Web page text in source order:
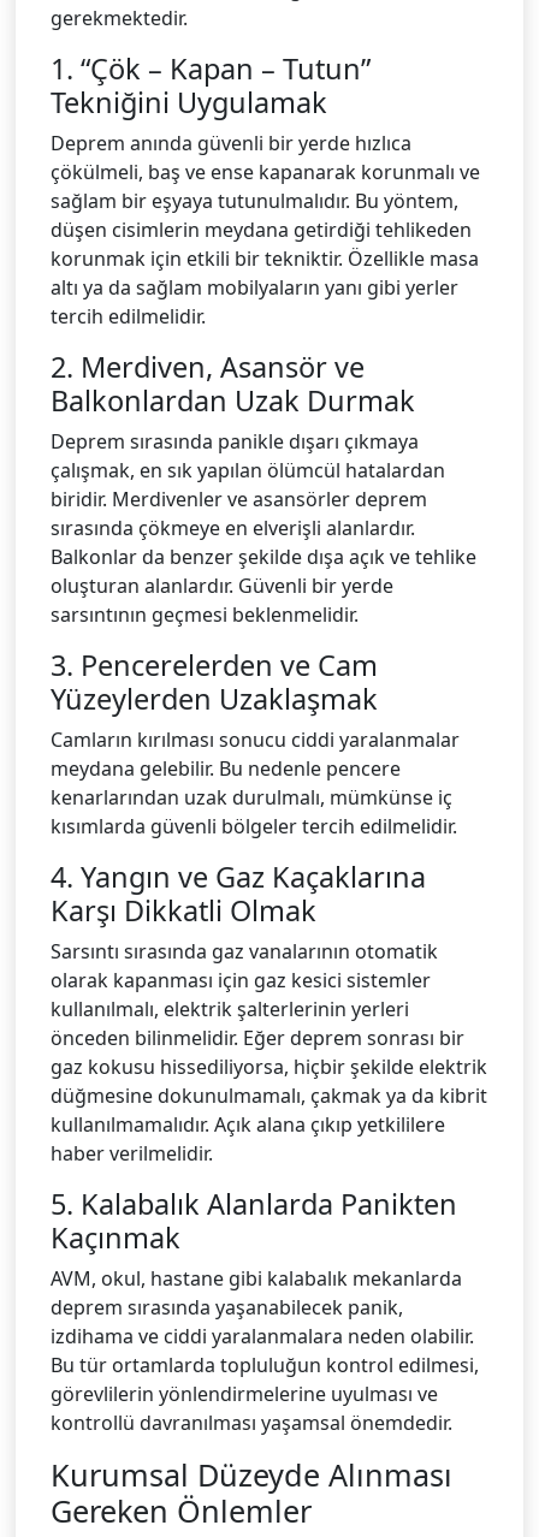
gerekmektedir.
1. “Çök – Kapan – Tutun”
Tekniğini Uygulamak
Deprem anında güvenli bir yerde hızlıca
çökülmeli, baş ve ense kapanarak korunmalı ve
sağlam bir eşyaya tutunulmalıdır. Bu yöntem,
düşen cisimlerin meydana getirdiği tehlikeden
korunmak için etkili bir tekniktir. Özellikle masa
altı ya da sağlam mobilyaların yanı gibi yerler
tercih edilmelidir.
2. Merdiven, Asansör ve
Balkonlardan Uzak Durmak
Deprem sırasında panikle dışarı çıkmaya
çalışmak, en sık yapılan ölümcül hatalardan
biridir. Merdivenler ve asansörler deprem
sırasında çökmeye en elverişli alanlardır.
Balkonlar da benzer şekilde dışa açık ve tehlike
oluşturan alanlardır. Güvenli bir yerde
sarsıntının geçmesi beklenmelidir.
3. Pencerelerden ve Cam
Yüzeylerden Uzaklaşmak
Camların kırılması sonucu ciddi yaralanmalar
meydana gelebilir. Bu nedenle pencere
kenarlarından uzak durulmalı, mümkünse iç
kısımlarda güvenli bölgeler tercih edilmelidir.
4. Yangın ve Gaz Kaçaklarına
Karşı Dikkatli Olmak
Sarsıntı sırasında gaz vanalarının otomatik
olarak kapanması için gaz kesici sistemler
kullanılmalı, elektrik şalterlerinin yerleri
önceden bilinmelidir. Eğer deprem sonrası bir
gaz kokusu hissediliyorsa, hiçbir şekilde elektrik
düğmesine dokunulmamalı, çakmak ya da kibrit
kullanılmamalıdır. Açık alana çıkıp yetkililere
haber verilmelidir.
5. Kalabalık Alanlarda Panikten
Kaçınmak
AVM, okul, hastane gibi kalabalık mekanlarda
deprem sırasında yaşanabilecek panik,
izdihama ve ciddi yaralanmalara neden olabilir.
Bu tür ortamlarda topluluğun kontrol edilmesi,
görevlilerin yönlendirmelerine uyulması ve
kontrollü davranılması yaşamsal önemdedir.
Kurumsal Düzeyde Alınması
Gereken Önlemler